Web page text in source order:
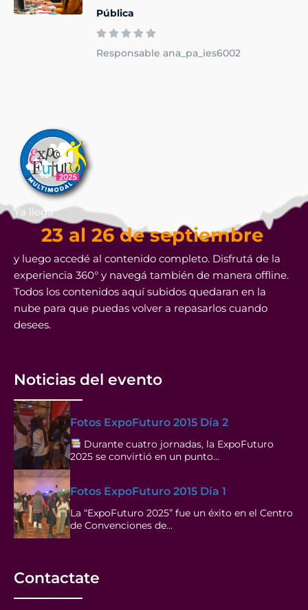
Pública
Responsable ana_pa_ies6002
Ya llega
23 al 26 de septiembre
y luego accedé al contenido completo. Disfrutá de la
experiencia 360° y navegá también de manera offline.
Todos los contenidos aquí subidos quedaran en la
nube para que puedas volver a repasarlos cuando
desees.
Noticias del evento
Fotos ExpoFuturo 2015 Día 2
Durante cuatro jornadas, la ExpoFuturo
2025 se convirtió en un punto…
Fotos ExpoFuturo 2015 Día 1
La “ExpoFuturo 2025” fue un éxito en el Centro
de Convenciones de…
Contactate